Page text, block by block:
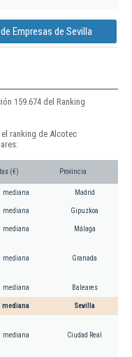
Empresas de Sevilla
159.674 del Ranking
ranking de Alcotec
(€) Provincia
mediana Madrid
mediana Gipuzkoa
mediana Málaga
mediana Granada
mediana Baleares
mediana Sevilla
mediana Ciudad Real